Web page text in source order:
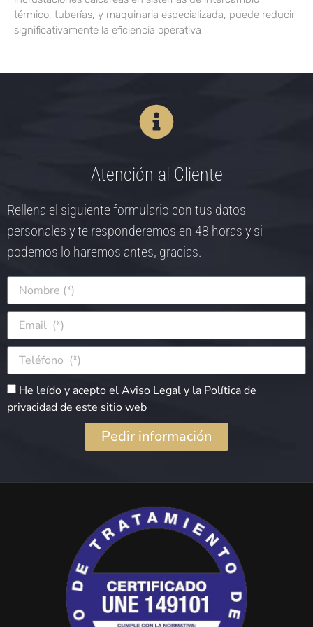
térmico, tuberías, y maquinaria especializada, puede reducir
significativamente la eficiencia operativa
Atención al Cliente
Rellena el siguiente formulario con tus datos
personales y te responderemos en 48 horas y si
podemos lo haremos antes, gracias.
He leído y acepto el Aviso Legal y la Política de
privacidad de este sitio web
Pedir información